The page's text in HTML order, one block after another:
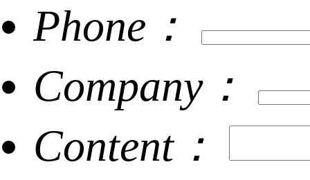
Phone：
Company：
Content：